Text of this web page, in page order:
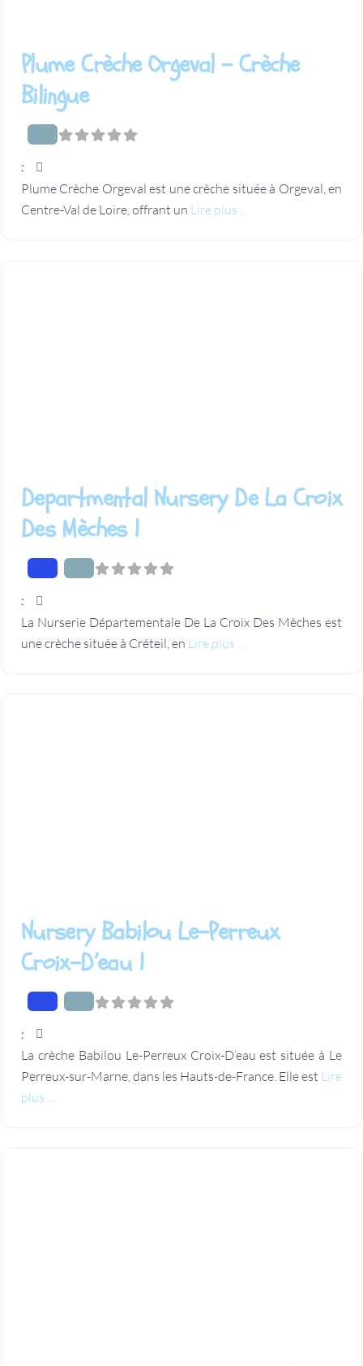
Plume Crèche Orgeval – Crèche
Bilingue
:
Plume Crèche Orgeval est une crèche située à Orgeval, en
Centre-Val de Loire, offrant un Lire plus ...
Departmental Nursery De La Croix
Des Mèches 1
:
La Nurserie Départementale De La Croix Des Mèches est
une crèche située à Créteil, en Lire plus ...
Nursery Babilou Le-Perreux
Croix-D’eau 1
:
La crèche Babilou Le-Perreux Croix-D’eau est située à Le
Perreux-sur-Marne, dans les Hauts-de-France. Elle est Lire
plus ...